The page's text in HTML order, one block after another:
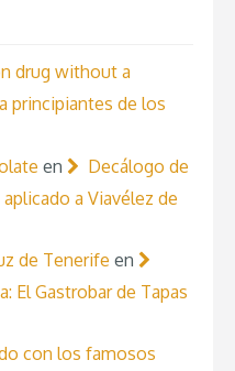
drug without a
principiantes de los
en
Decálogo de
a Viavélez de
de Tenerife en
El Gastrobar de Tapas
con los famosos